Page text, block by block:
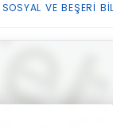
SOSYAL VE BEŞERI